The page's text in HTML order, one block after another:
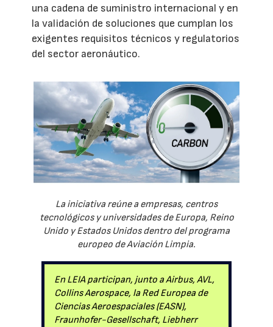
una cadena de suministro internacional y en
la validación de soluciones que cumplan los
exigentes requisitos técnicos y regulatorios
del sector aeronáutico.
La iniciativa reúne a empresas, centros
tecnológicos y universidades de Europa, Reino
Unido y Estados Unidos dentro del programa
europeo de Aviación Limpia.
En LEIA participan, junto a Airbus, AVL,
Collins Aerospace, la Red Europea de
Ciencias Aeroespaciales (EASN),
Fraunhofer-Gesellschaft, Liebherr